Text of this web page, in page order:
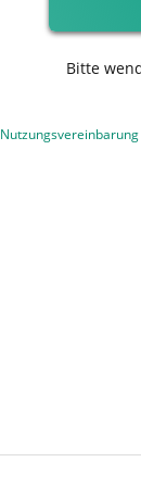
Bitte
Nutzungsvereinbarung